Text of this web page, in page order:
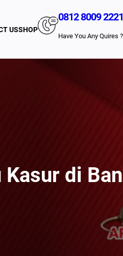
USSHOP
0812 8009 2221
Have You Any Quires ?
di